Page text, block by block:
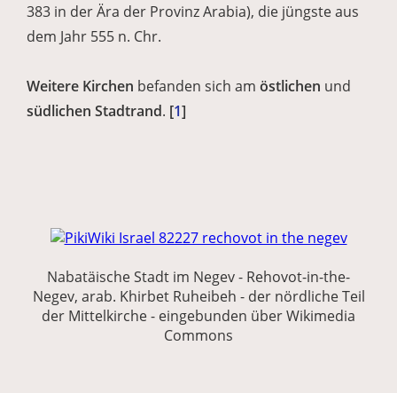
383 in der Ära der Provinz Arabia), die jüngste aus
dem Jahr 555 n. Chr.
Weitere Kirchen befanden sich am östlichen und
südlichen Stadtrand. [1]
Nabatäische Stadt im Negev - Rehovot-in-the-
Negev, arab. Khirbet Ruheibeh - der nördliche Teil
der Mittelkirche - eingebunden über Wikimedia
Commons